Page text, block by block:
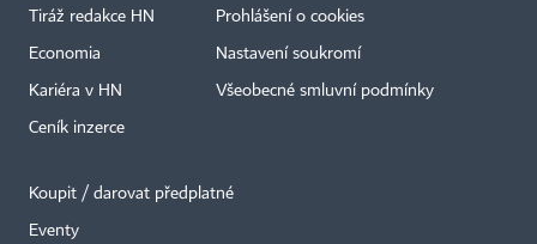
Tiráž redakce HN
Economia
Kariéra v HN
Ceník inzerce
Prohlášení o cookies
Nastavení soukromí
Všeobecné smluvní podmínky
Koupit / darovat předplatné
Eventy